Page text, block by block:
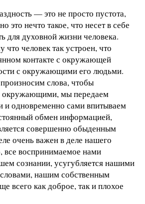
— это не просто пустота,
это нечто такое, что несет в себе
для духовной жизни человека.
человек так устроен, что
контакте с окружающей
с окружающими его людьми.
слова, чтобы
окружающими, мы передаем
и одновременно сами впитываем
обмен информацией,
совершенно обыденным
очень важен в деле нашего
все воспринимаемое нами
сознании, усугубляется нашими
нашим собственным
всего как доброе, так и плохое